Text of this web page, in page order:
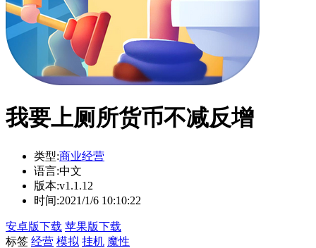
我要上厕所货币不减反增
类型:商业经营
语言:中文
版本:v1.1.12
时间:2021/1/6 10:10:22
安卓版下载 苹果版下载
标签 经营 模拟 挂机 魔性